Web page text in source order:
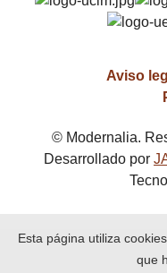
Aviso
© Modernalia.
Desarrollado por
Esta página utiliza
que